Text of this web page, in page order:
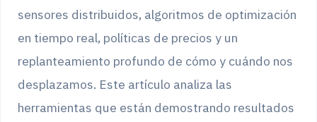
sensores distribuidos, algoritmos de optimización
en tiempo real, políticas de precios y un
replanteamiento profundo de cómo y cuándo nos
desplazamos. Este artículo analiza las
herramientas que están demostrando resultados